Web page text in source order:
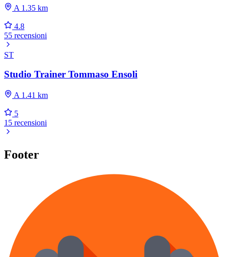
A 1.35 km
4.8
55 recensioni
ST
Studio Trainer Tommaso Ensoli
A 1.41 km
5
15 recensioni
Footer